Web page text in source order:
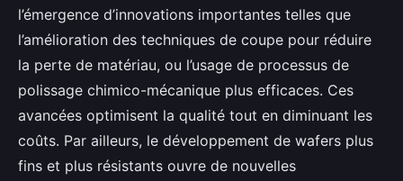
l’émergence d’innovations importantes telles que
l’amélioration des techniques de coupe pour réduire
la perte de matériau, ou l’usage de processus de
polissage chimico-mécanique plus efficaces. Ces
avancées optimisent la qualité tout en diminuant les
coûts. Par ailleurs, le développement de wafers plus
fins et plus résistants ouvre de nouvelles